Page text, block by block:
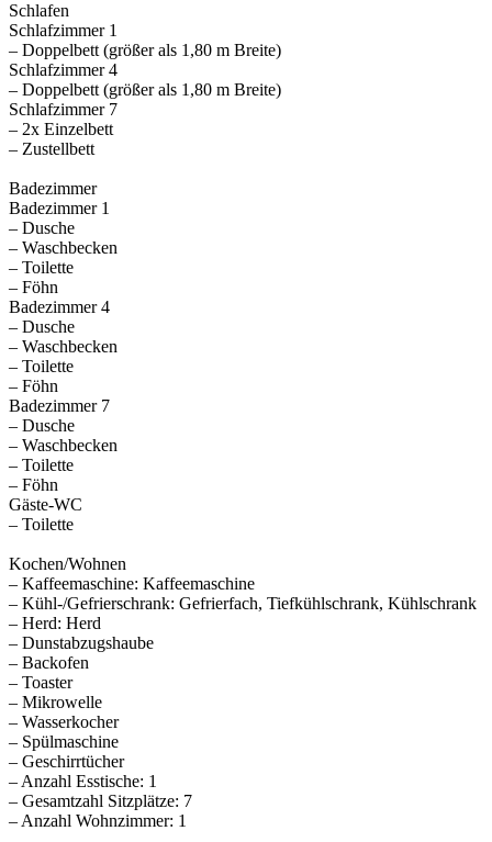
Schlafen
Schlafzimmer 1
– Doppelbett (größer als 1,80 m Breite)
Schlafzimmer 4
– Doppelbett (größer als 1,80 m Breite)
Schlafzimmer 7
– 2x Einzelbett
– Zustellbett
Badezimmer
Badezimmer 1
– Dusche
– Waschbecken
– Toilette
– Föhn
Badezimmer 4
– Dusche
– Waschbecken
– Toilette
– Föhn
Badezimmer 7
– Dusche
– Waschbecken
– Toilette
– Föhn
Gäste-WC
– Toilette
Kochen/Wohnen
– Kaffeemaschine: Kaffeemaschine
– Kühl-/Gefrierschrank: Gefrierfach, Tiefkühlschrank, Kühlschrank
– Herd: Herd
– Dunstabzugshaube
– Backofen
– Toaster
– Mikrowelle
– Wasserkocher
– Spülmaschine
– Geschirrtücher
– Anzahl Esstische: 1
– Gesamtzahl Sitzplätze: 7
– Anzahl Wohnzimmer: 1